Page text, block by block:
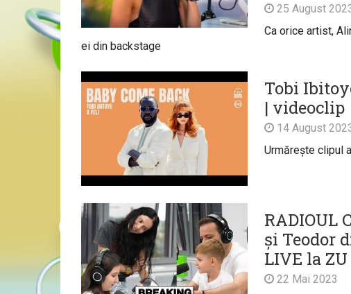
25 August
Ca orice artist,
ei din backstage
Tobi
| videoclip
14 August
Urmărește clipul
RADIOUL
și Teodor
LIVE la ZU
22 Mai 2023